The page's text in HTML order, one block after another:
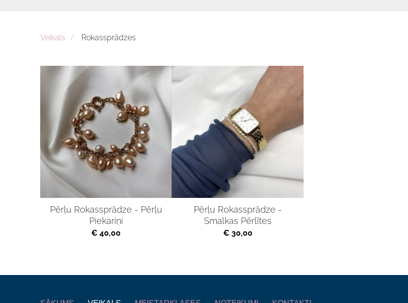
Veikals Rokassprādzes
Pērļu Rokassprādze - Pērļu
Piekariņi
€ 40,00
Pērļu Rokassprādze -
Smalkas Pērlītes
€ 30,00